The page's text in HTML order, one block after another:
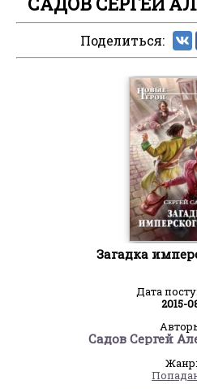
Поделиться:
Загадка
Дата
2015-
Садов Сергей
Жанр: